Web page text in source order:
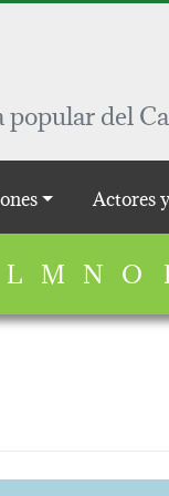
popular del
Actores
L M N O